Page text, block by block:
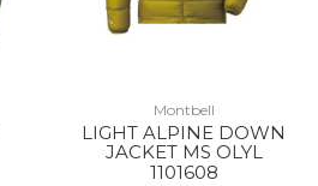
Montbell
LIGHT ALPINE DOWN
JACKET MS OLYL
1101608